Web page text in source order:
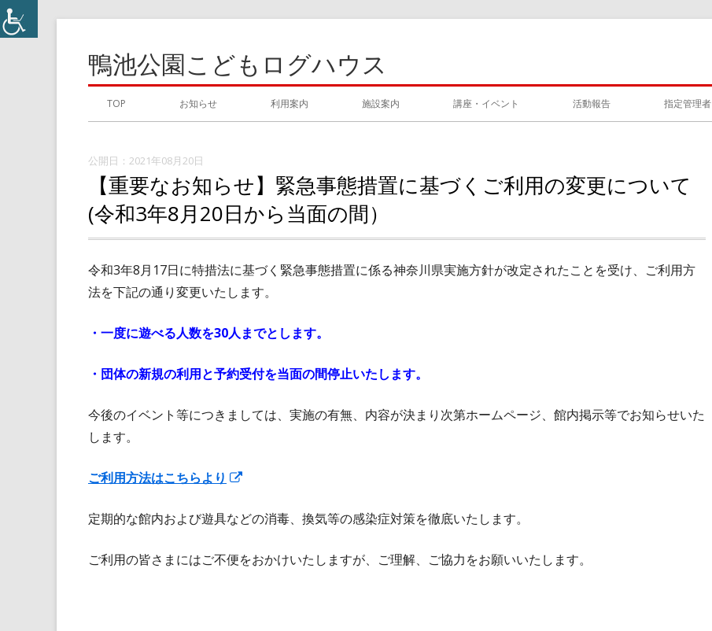
コ
鴨池公園こどもログハウス
ン
メ
ニ
ュ
ー
TOP お知らせ 利用案内 施設案内 講座・イベント 活動報告 指定管理者
2021年08月20日
【重要なお知らせ】緊急事態措置に基づくご利用の変更について
(令和3年8月20日から当面の間）
令和3年8月17日に特措法に基づく緊急事態措置に係る神奈川県実施方針が改定されたことを受け、ご利用方
法を下記の通り変更いたします。
・一度に遊べる人数を30人までとします。
・団体の新規の利用と予約受付を当面の間停止いたします。
今後のイベント等につきましては、実施の有無、内容が決まり次第ホームページ、館内掲示等でお知らせいた
します。
ご利用方法はこちらより
い
ィ
定期的な館内および遊具などの消毒、換気等の感染症対策を徹底いたします。
ご利用の皆さまにはご不便をおかけいたしますが、ご理解、ご協力をお願いいたします。